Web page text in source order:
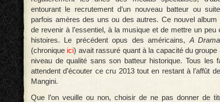
entourant le recrutement d’un nouveau batteur ou
parfois amères des uns ou des autres. Ce nouvel album
de revenir à l’essentiel, à la musique et de mettre un
histoires. Le précédent opus des américains, A
(chronique ici) avait rassuré quant à la capacité du groupe
niveau de qualité sans son batteur historique. Tous les
attendent d’écouter ce cru 2013 tout en restant à l’affût
Mangini.
Que l’on veuille ou non, choisir de ne pas donner de